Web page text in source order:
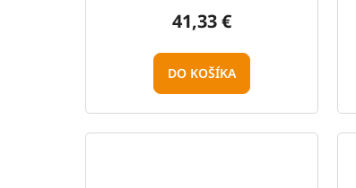
41,33 €
DO KOŠÍKA